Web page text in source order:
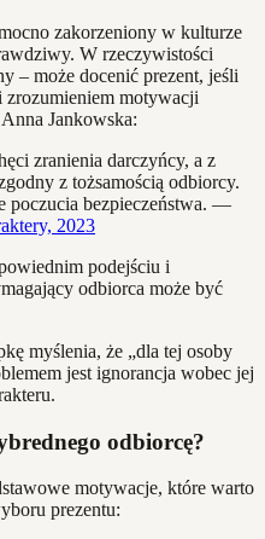
zakorzeniony w kulturze
W rzeczywistości
– może docenić prezent, jeśli
zrozumieniem motywacji
Anna Jankowska:
zranienia darczyńcy, a z
z tożsamością odbiorcy.
poczucia bezpieczeństwa. —
2023
podejściu i
odbiorca może być
myślenia, że „dla tej osoby
jest ignorancja wobec jej
odbiorcę?
motywacje, które warto
prezentu: